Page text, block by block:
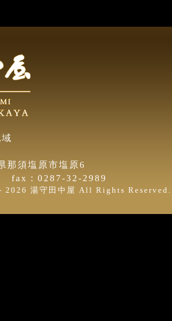
須塩原市塩原6
fax：0287-32-2989
2026 湯守田中屋 All Rights Reserved.